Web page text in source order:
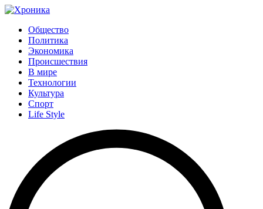
Общество
Политика
Экономика
Происшествия
В мире
Технологии
Культура
Спорт
Life Style